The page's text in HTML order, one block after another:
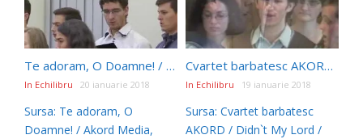
Te adoram, O Doamne! / Akord Media, Viena
In Echilibru 20 ianuarie 2018
Sursa: Te adoram, O
Doamne! / Akord Media,
Cvartet barbatesc AKORD / Didn`t My Lord / inregisteare din concert / 2000
In Echilibru 19 ianuarie 2018
Sursa: Cvartet barbatesc
AKORD / Didn`t My Lord /